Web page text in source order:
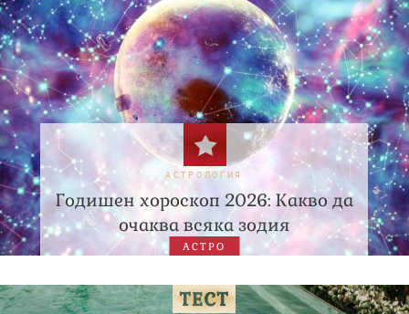
АСТРОЛОГИЯ
Годишен хороскоп 2026: Какво да
очаква всяка зодия
АСТРО